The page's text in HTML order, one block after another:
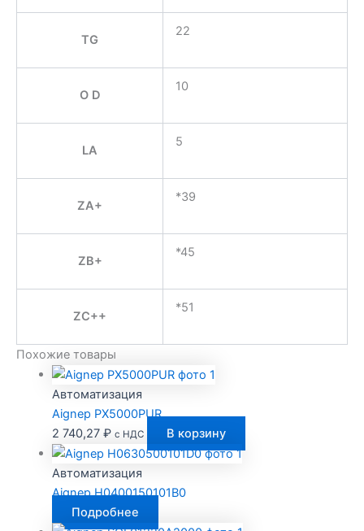
TG
22
O D
10
LA
5
ZA+
*39
ZB+
*45
ZC++
*51
Похожие товары
Автоматизация
Aignep PX5000PUR
2 740,27 ₽ с НДС В корзину
Автоматизация
Aignep H0400150101B0
Подробнее